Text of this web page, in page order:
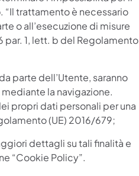
“Il trattamento è necessario
o all’esecuzione di misure
1, lett. b del Regolamento
parte dell’Utente, saranno
la navigazione.
propri dati personali per una
(UE) 2016/679;
dettagli su tali finalità e
“Cookie Policy”.